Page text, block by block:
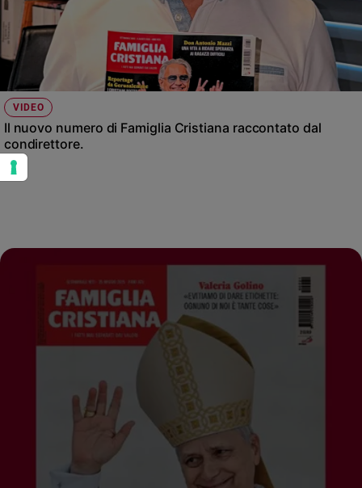
VIDEO
Il nuovo numero di Famiglia Cristiana raccontato dal
condirettore.